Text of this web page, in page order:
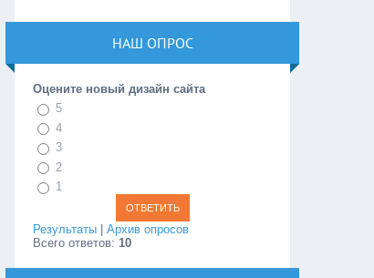
НАШ ОПРОС
Оцените новый дизайн сайта
5
4
3
2
1
Результаты |Архив опросов
Всего ответов: 10